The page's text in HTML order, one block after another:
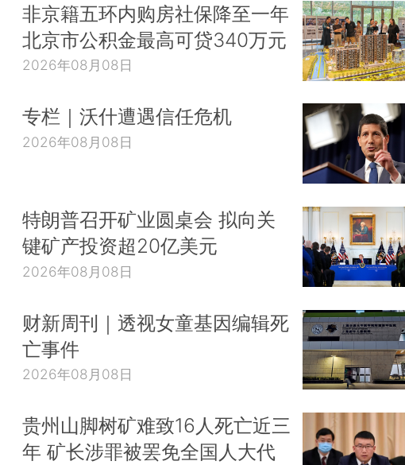
非京籍五环内购房社保降至一年
北京市公积金最高可贷340万元
2026年08月08日
专栏｜沃什遭遇信任危机
2026年08月08日
特朗普召开矿业圆桌会 拟向关
键矿产投资超20亿美元
2026年08月08日
财新周刊｜透视女童基因编辑死
亡事件
2026年08月08日
贵州山脚树矿难致16人死亡近三
年 矿长涉罪被罢免全国人大代